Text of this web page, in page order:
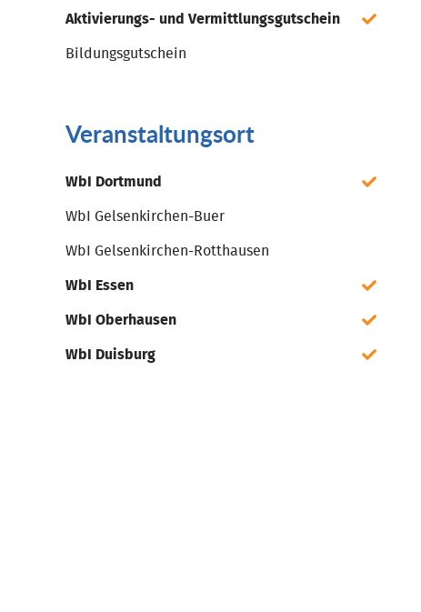
Aktivierungs- und Vermittlungsgutschein
Bildungsgutschein
Veranstaltungsort
WbI Dortmund
WbI Gelsenkirchen-Buer
WbI Gelsenkirchen-Rotthausen
WbI Essen
WbI Oberhausen
WbI Duisburg